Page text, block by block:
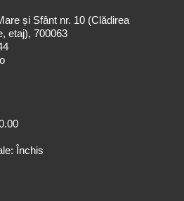
și Sfânt nr. 10 (Clădirea
etaj), 700063
Închis